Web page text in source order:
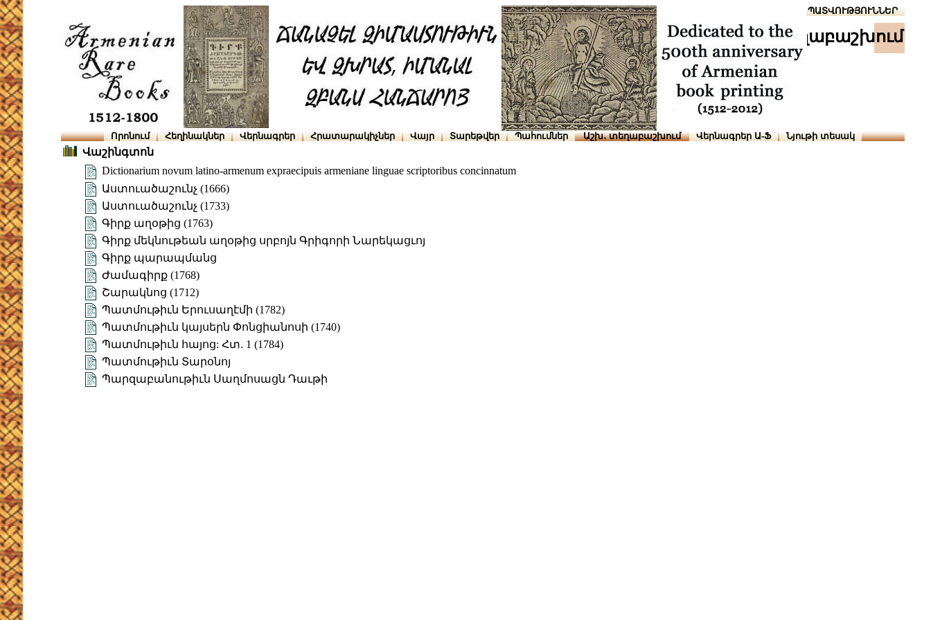
ՆԱԽԱՊԱՏՎՈՒԹՅՈՒՆՆԵՐ
աշխ․ տեղաբաշխում
Որոնում Հեղինակներ Վերնագրեր Հրատարակիչներ Վայր Տարեթվեր Պահումներ Աշխ․ տեղաբաշխում Վերնագրեր Ա-Ֆ Նյութի տեսակ
Վաշինգտոն
Dictionarium novum latino-armenum expraecipuis armeniane linguae scriptoribus concinnatum
Աստուածաշունչ (1666)
Աստուածաշունչ (1733)
Գիրք աղօթից (1763)
Գիրք մեկնութեան աղօթից սրբոյն Գրիգորի Նարեկացւոյ
Գիրք պարապմանց
Ժամագիրք (1768)
Շարակնոց (1712)
Պատմութիւն Երուսաղէմի (1782)
Պատմութիւն կայսերն Փոնցիանոսի (1740)
Պատմութիւն հայոց: Հտ. 1 (1784)
Պատմութիւն Տարօնոյ
Պարզաբանութիւն Սաղմոսացն Դաւթի